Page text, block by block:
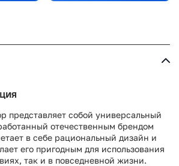
собой универсальный
отечественным брендом
в себе рациональный дизайн и
его пригодным для использования
так и в повседневной жизни.